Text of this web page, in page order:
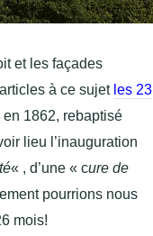
et les façades
à ce sujet les 23
1862, rebaptisé
lieu l’inauguration
« , d’une « cure de
pourrions nous
mois!